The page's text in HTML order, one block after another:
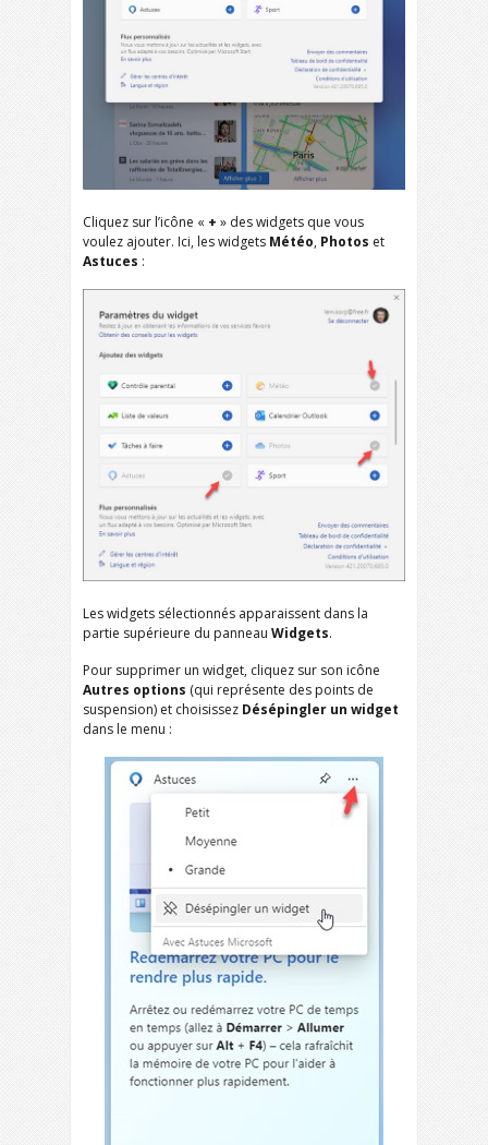
Cliquez sur l’icône « + » des widgets que vous
voulez ajouter. Ici, les widgets Météo, Photos et
Astuces :
Les widgets sélectionnés apparaissent dans la
partie supérieure du panneau Widgets.
Pour supprimer un widget, cliquez sur son icône
Autres options (qui représente des points de
suspension) et choisissez Désépingler un widget
dans le menu :